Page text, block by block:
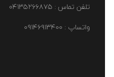
تلفن تماس : ۰۴۱۳۵۲۶۶۸۷۵
واتساپ : ۰۹۱۴۶۹۱۳۴۰۰